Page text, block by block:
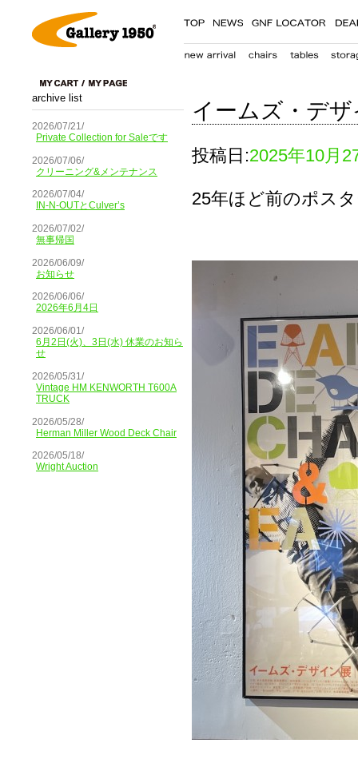
archive list
2026/07/21/
Private Collection for Saleです
2026/07/06/
クリーニング&メンテナンス
2026/07/04/
IN-N-OUTとCulver’s
2026/07/02/
無事帰国
2026/06/09/
お知らせ
2026/06/06/
2026年6月4日
2026/06/01/
6月2日(火)、3日(水) 休業のお知ら
せ
2026/05/31/
Vintage HM KENWORTH T600A
TRUCK
2026/05/28/
Herman Miller Wood Deck Chair
2026/05/18/
Wright Auction
イームズ・デ
投稿日:2025年10月
25年ほど前のポス